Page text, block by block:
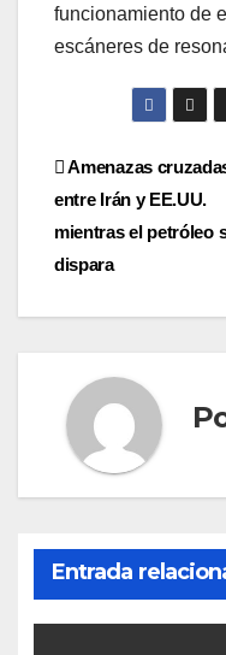
funcionamiento de
escáneres de
de
entradas
Amenazas
entre Irán y EE.UU.
mientras el petróleo
dispara
Entrada